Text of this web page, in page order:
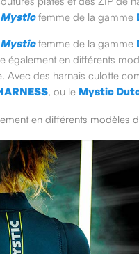
Mystic femme de la gamme
Mystic femme de la gamme
également en différents
Avec des harnais culotte
, ou le Mystic
en différents modèles